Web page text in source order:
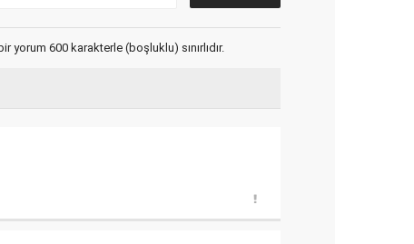
600 karakterle (boşluklu) sınırlıdır.